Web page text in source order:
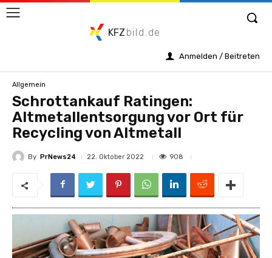
KFZ bild.de
Anmelden / Beitreten
Allgemein
Schrottankauf Ratingen:
Altmetallentsorgung vor Ort für
Recycling von Altmetall
By PrNews24 22. Oktober 2022 908